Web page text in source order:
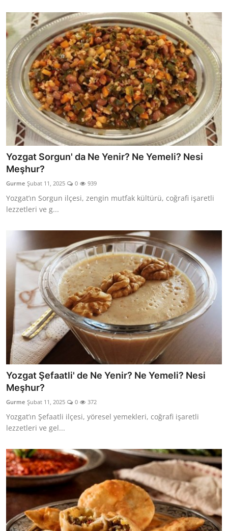
Gıda Sözlüğü & Nedir?
Yemek Tarifleri & Menüler
Yozgat Sorgun' da Ne Yenir? Ne Yemeli? Nesi
Meşhur?
Gurme Şubat 11, 2025 0 939
Yozgat’ın Sorgun ilçesi, zengin mutfak kültürü, coğrafi işaretli
lezzetleri ve g...
Yozgat Şefaatli' de Ne Yenir? Ne Yemeli? Nesi
Meşhur?
Gurme Şubat 11, 2025 0 372
Yozgat’ın Şefaatli ilçesi, yöresel yemekleri, coğrafi işaretli
lezzetleri ve gel...